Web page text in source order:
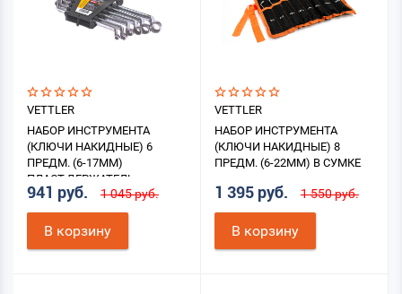
VETTLER
НАБОР ИНСТРУМЕНТА
(КЛЮЧИ НАКИДНЫЕ) 6
ПРЕДМ. (6-17ММ)
ПЛАСТ.ДЕРЖАТЕЛЬ
941 руб. 1 045 руб.
В корзину
VETTLER
НАБОР ИНСТРУМЕНТА
(КЛЮЧИ НАКИДНЫЕ) 8
ПРЕДМ. (6-22ММ) В СУМКЕ
1 395 руб. 1 550 руб.
В корзину